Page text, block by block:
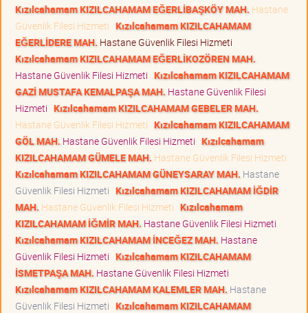
Kızılcahamam KIZILCAHAMAM EĞERLİBAŞKÖY MAH. Hastane
Güvenlik Filesi Hizmeti Kızılcahamam KIZILCAHAMAM
EĞERLİDERE MAH. Hastane Güvenlik Filesi Hizmeti
Kızılcahamam KIZILCAHAMAM EĞERLİKOZÖREN MAH.
Hastane Güvenlik Filesi Hizmeti Kızılcahamam KIZILCAHAMAM
GAZİ MUSTAFA KEMALPAŞA MAH. Hastane Güvenlik Filesi
Hizmeti Kızılcahamam KIZILCAHAMAM GEBELER MAH.
Hastane Güvenlik Filesi Hizmeti Kızılcahamam KIZILCAHAMAM
GÖL MAH. Hastane Güvenlik Filesi Hizmeti Kızılcahamam
KIZILCAHAMAM GÜMELE MAH. Hastane Güvenlik Filesi Hizmeti
Kızılcahamam KIZILCAHAMAM GÜNEYSARAY MAH. Hastane
Güvenlik Filesi Hizmeti Kızılcahamam KIZILCAHAMAM İĞDİR
MAH. Hastane Güvenlik Filesi Hizmeti Kızılcahamam
KIZILCAHAMAM İĞMİR MAH. Hastane Güvenlik Filesi Hizmeti
Kızılcahamam KIZILCAHAMAM İNCEĞEZ MAH. Hastane
Güvenlik Filesi Hizmeti Kızılcahamam KIZILCAHAMAM
İSMETPAŞA MAH. Hastane Güvenlik Filesi Hizmeti
Kızılcahamam KIZILCAHAMAM KALEMLER MAH. Hastane
Güvenlik Filesi Hizmeti Kızılcahamam KIZILCAHAMAM